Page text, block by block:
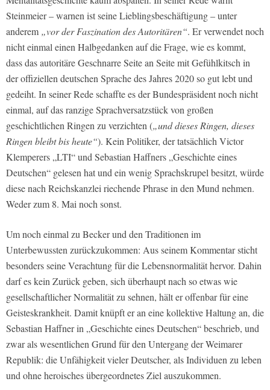
Steinmeier – warnen ist seine Lieblingsbeschäftigung – unter
anderem „vor der Faszination des Autoritären“. Er verwendet noch
nicht einmal einen Halbgedanken auf die Frage, wie es kommt,
dass das autoritäre Geschnarre Seite an Seite mit Gefühlkitsch in
der offiziellen deutschen Sprache des Jahres 2020 so gut lebt und
gedeiht. In seiner Rede schaffte es der Bundespräsident noch nicht
einmal, auf das ranzige Sprachversatzstück von großen
geschichtlichen Ringen zu verzichten („und dieses Ringen, dieses
Ringen bleibt bis heute“). Kein Politiker, der tatsächlich Victor
Klemperers „LTI“ und Sebastian Haffners „Geschichte eines
Deutschen“ gelesen hat und ein wenig Sprachskrupel besitzt, würde
diese nach Reichskanzlei riechende Phrase in den Mund nehmen.
Weder zum 8. Mai noch sonst.
Um noch einmal zu Becker und den Traditionen im
Unterbewussten zurückzukommen: Aus seinem Kommentar sticht
besonders seine Verachtung für die Lebensnormalität hervor. Dahin
darf es kein Zurück geben, sich überhaupt nach so etwas wie
gesellschaftlicher Normalität zu sehnen, hält er offenbar für eine
Geisteskrankheit. Damit knüpft er an eine kollektive Haltung an, die
Sebastian Haffner in „Geschichte eines Deutschen“ beschrieb, und
zwar als wesentlichen Grund für den Untergang der Weimarer
Republik: die Unfähigkeit vieler Deutscher, als Individuen zu leben
und ohne heroisches übergeordnetes Ziel auszukommen.